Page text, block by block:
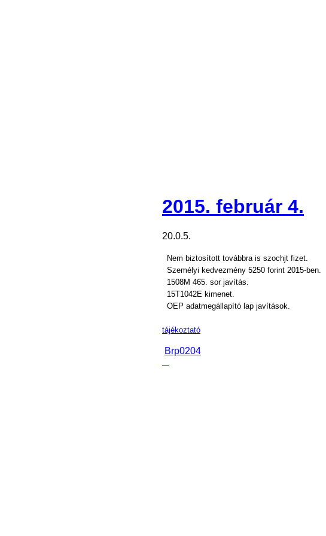
2015. február 4.
20.0.5.
Nem biztosított továbbra is szochjt fizet.
Személyi kedvezmény 5250 forint 2015-ben.
1508M 465. sor javítás.
15T1042E kimenet.
OEP adatmegállapító lap javítások.
tájékoztató
Brp0204